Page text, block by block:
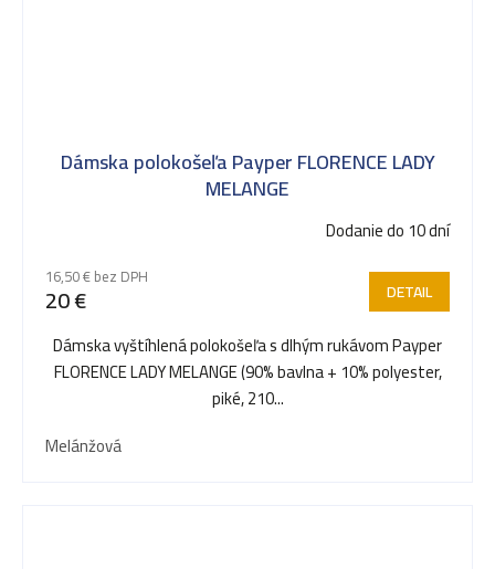
Dámska polokošeľa Payper FLORENCE LADY
MELANGE
Dodanie do 10 dní
16,50 € bez DPH
20 € DETAIL
Dámska vyštíhlená polokošeľa s dlhým rukávom Payper
FLORENCE LADY MELANGE (90% bavlna + 10% polyester,
piké, 210...
Melánžová